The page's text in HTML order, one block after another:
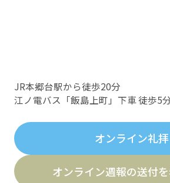
JR本郷台駅から徒歩20分
江ノ電バス「飯島上町」下車 徒歩5
オンライン礼拝
オンライン週報の送付